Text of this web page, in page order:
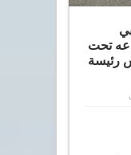
تحت
رئيسة